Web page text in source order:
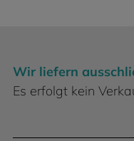
Wir liefern
Es erfolgt kein